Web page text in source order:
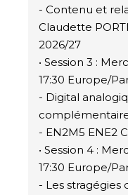
- Contenu et
Claudette
2026/27
• Session 3 :
17:30 Europe/
- Digital
- EN2M5 ENE2
• Session 4 :
17:30 Europe/
- Les stragégies